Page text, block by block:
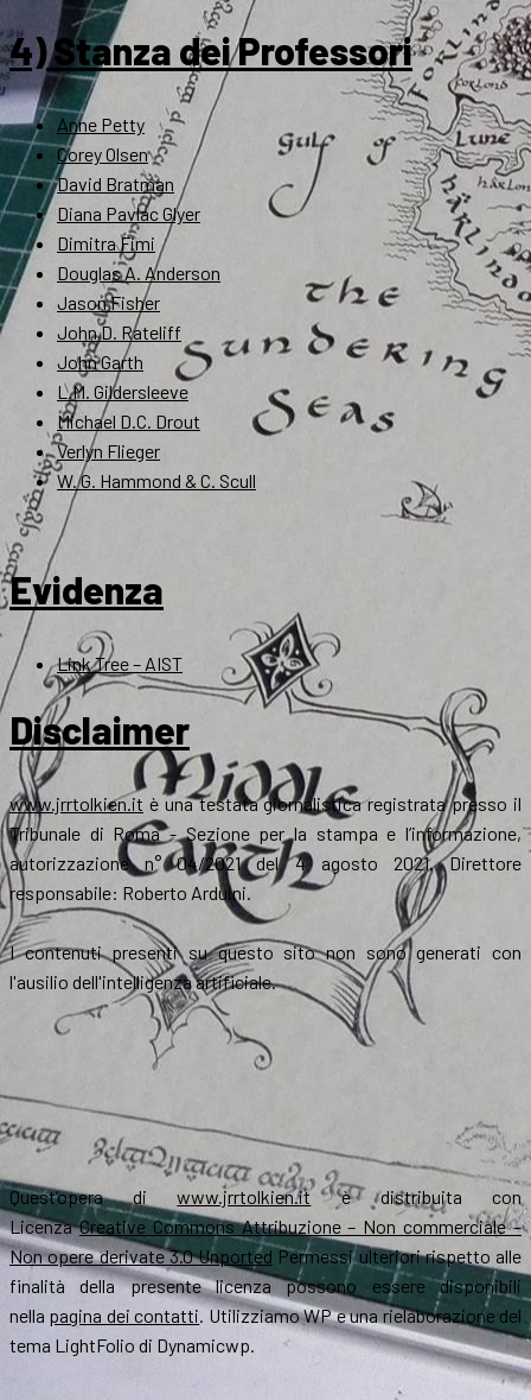
4) Stanza dei Professori
Anne Petty
Corey Olsen
David Bratman
Diana Pavlac Glyer
Dimitra Fimi
Douglas A. Anderson
Jason Fisher
John D. Rateliff
John Garth
L.M. Gildersleeve
Michael D.C. Drout
Verlyn Flieger
W. G. Hammond & C. Scull
Evidenza
Link Tree – AIST
Disclaimer
www.jrrtolkien.it è una testata giornalistica registrata presso il
Tribunale di Roma - Sezione per la stampa e l’informazione,
autorizzazione n° 04/2021 del 4 agosto 2021. Direttore
responsabile: Roberto Arduini.
I contenuti presenti su questo sito non sono generati con
l'ausilio dell'intelligenza artificiale.
Quest’opera diwww.jrrtolkien.itè distribuita con
LicenzaCreative Commons Attribuzione – Non commerciale –
Non opere derivate 3.0 Unported Permessi ulteriori rispetto alle
finalità della presente licenza possono essere disponibili
nella pagina dei contatti. Utilizziamo WP e una rielaborazione del
tema LightFolio di Dynamicwp.